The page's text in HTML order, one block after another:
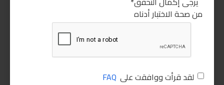
من صحة الاختبار أدناه
لقد قرأت ووافقت على FAQ